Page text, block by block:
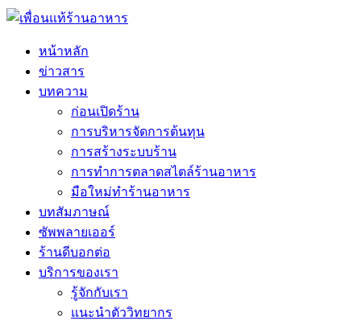
หน้าหลัก
ข่าวสาร
บทความ
ก่อนเปิดร้าน
การบริหารจัดการต้นทุน
การสร้างระบบร้าน
การทำการตลาดสไตล์ร้านอาหาร
มือใหม่ทำร้านอาหาร
บทสัมภาษณ์
ซัพพลายเออร์
ร้านดีบอกต่อ
บริการของเรา
รู้จักกับเรา
แนะนำตัววิทยากร